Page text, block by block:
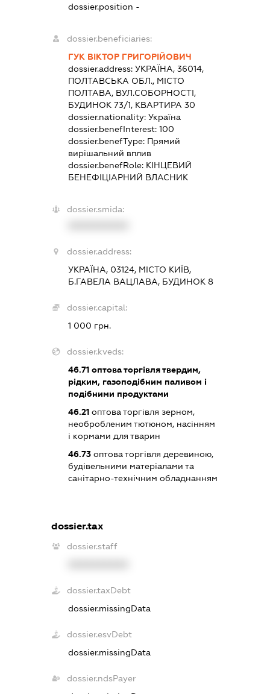
dossier.position -
dossier.beneficiaries:
ГУК ВІКТОР ГРИГОРІЙОВИЧ
dossier.address: УКРАЇНА, 36014,
ПОЛТАВСЬКА ОБЛ., МІСТО
ПОЛТАВА, ВУЛ.СОБОРНОСТІ,
БУДИНОК 73/1, КВАРТИРА 30
dossier.nationality: Україна
dossier.benefInterest: 100
dossier.benefType: Прямий
вирішальний вплив
dossier.benefRole: КІНЦЕВИЙ
БЕНЕФІЦІАРНИЙ ВЛАСНИК
dossier.smida:
dossier.address:
УКРАЇНА, 03124, МІСТО КИЇВ,
Б.ГАВЕЛА ВАЦЛАВА, БУДИНОК 8
dossier.capital:
1 000 грн.
dossier.kveds:
46.71оптова торгівля твердим,
рідким, газоподібним паливом і
подібними продуктами
46.21оптова торгівля зерном,
необробленим тютюном, насінням
і кормами для тварин
46.73оптова торгівля деревиною,
будівельними матеріалами та
санітарно-технічним обладнанням
dossier.tax
dossier.staff
dossier.taxDebt
dossier.missingData
dossier.esvDebt
dossier.missingData
dossier.ndsPayer